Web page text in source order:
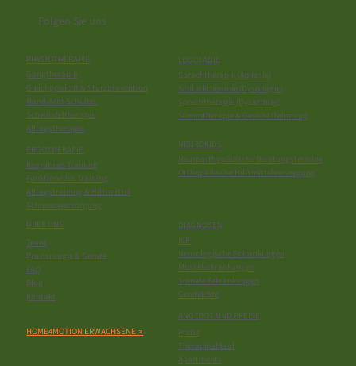
DIAGNOSEN
ICP
Neurologische Erkrankungen
Muskelerkrankungen
Spinale Erkrankungen
Gendefekte
ANGEBOT UND PREISE
Preise
Therapieablauf
Apartments
UBER UNS
Team
Praxisräume & Gerate
FAQ
Blog
Kontakt
HOME4MOTION ERWACHSENE ↗
PHYSIOTHERAPIE
Gangtherapie
Gleichgewicht & Sturzpravention
Hand-Arm-Schulter
Schwindeltherapie
Alltagstherapie
ERGOTHERAPIE
Kognitives Training
Funktionelles Training
Alltagstraining & Hilfsmittel
Schienenversorgung
LOGOPÄDIE
Sprachtherapie (Aphasie)
Schlucktherapie (Dysphagie)
Sprechtherapie (Dysarthrie)
Stimmtherapie & Gesichtslahmung
NEUROKIDS
Neuroorthopädische Beratungstermine
Orthopädische Hilfsmittelversorgung
Folgen Sie uns